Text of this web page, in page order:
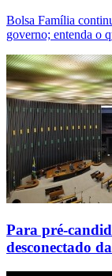
Bolsa Família
governo; entenda o
Para pré-
desconectado